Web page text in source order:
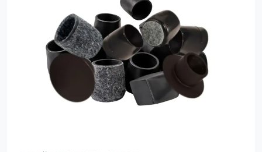
som är helt i särklass i jämförelse med många av de
möbeltassar som finns hos de stora kedjorna.
Kvalitetsskillnaderna beror på en unik
produktionsprocess. Vi arbetar idag ihop med ett antal
leverantörer i Sverige och i Europa. Tillsammans har vi
lång erfarenhet och löpande tar vi fram varianter av nya
möbeltass-produkter. Vårt mål är att kunna erbjuda
tassar för alla typer av behov, miljöer och kund. Vi